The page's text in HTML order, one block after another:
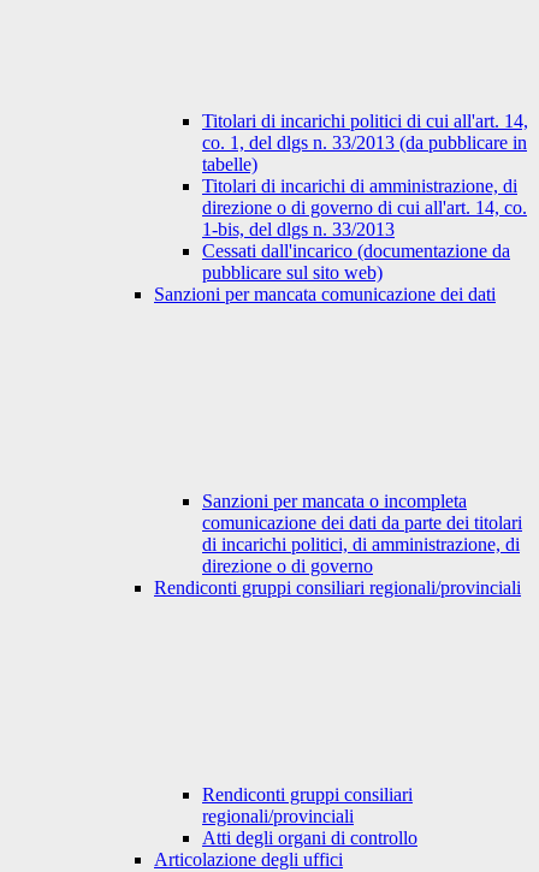
Titolari di incarichi politici di cui all'art. 14,
co. 1, del dlgs n. 33/2013 (da pubblicare in
tabelle)
Titolari di incarichi di amministrazione, di
direzione o di governo di cui all'art. 14, co.
1-bis, del dlgs n. 33/2013
Cessati dall'incarico (documentazione da
pubblicare sul sito web)
Sanzioni per mancata comunicazione dei dati
Sanzioni per mancata o incompleta
comunicazione dei dati da parte dei titolari
di incarichi politici, di amministrazione, di
direzione o di governo
Rendiconti gruppi consiliari regionali/provinciali
Rendiconti gruppi consiliari
regionali/provinciali
Atti degli organi di controllo
Articolazione degli uffici